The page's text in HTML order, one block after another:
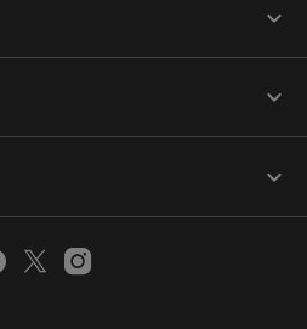

keyboard_arrow_down
